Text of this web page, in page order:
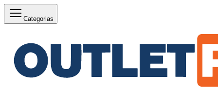
Categorias